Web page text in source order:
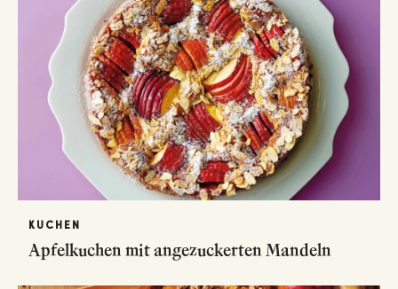
KUCHEN
Apfelkuchen mit angezuckerten Mandeln